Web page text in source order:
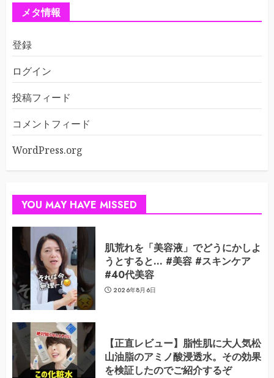
メタ情報
登録
ログイン
投稿フィード
コメントフィード
WordPress.org
YOU MAY HAVE MISSED
肌荒れを「美容液」でどうにかしよ
うとすると… #美容 #スキンケア
#40代美容
2026年8月6日
【正直レビュー】脂性肌に大人気松
山油脂のアミノ酸浸透水。その効果
を検証したのでご紹介するぞ